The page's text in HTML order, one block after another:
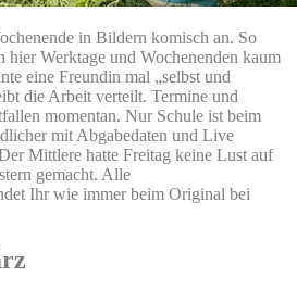
in Bildern komisch an. So
Werktage und Wochenenden kaum
eine Freundin mal „selbst und
die Arbeit verteilt. Termine und
momentan. Nur Schule ist beim
mit Abgabedaten und Live
Mittlere hatte Freitag keine Lust auf
gemacht. Alle
Ihr wie immer beim Original bei